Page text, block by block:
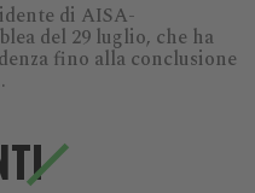
di AISA-
del 29 luglio, che ha
fino alla conclusione